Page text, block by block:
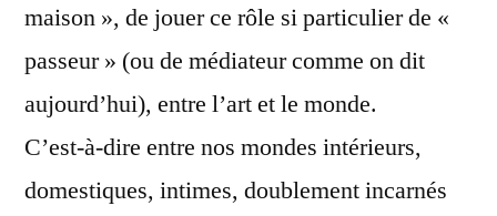
maison », de jouer ce rôle si particulier de «
passeur » (ou de médiateur comme on dit
aujourd’hui), entre l’art et le monde.
C’est-à-dire entre nos mondes intérieurs,
domestiques, intimes, doublement incarnés